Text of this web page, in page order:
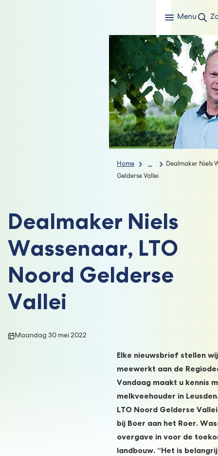
Menu
Home ...
Dealmaker Niels
Gelderse Vallei
Dealmaker Niels
Wassenaar, LTO
Noord Gelderse
Vallei
Publicatiedatum:
Maandag 30 mei 2022
Elke nieuwsbrief stellen
meewerkt aan de
Vandaag maakt u kennis
melkveehouder in
LTO Noord Gelderse
bij Boer aan het Roer.
overgave in voor de
landbouw. “Het is